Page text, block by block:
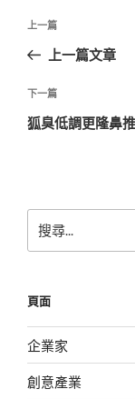
文
導
覽
上
一
文
章
上一篇
上一篇文章
下
一
下一篇
狐臭低調更隆鼻
尋
字:
頁面
企業家
創意產業